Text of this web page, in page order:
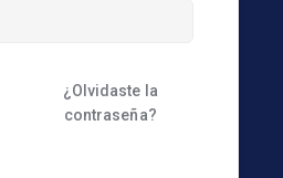
¿Olvidaste la
contraseña?